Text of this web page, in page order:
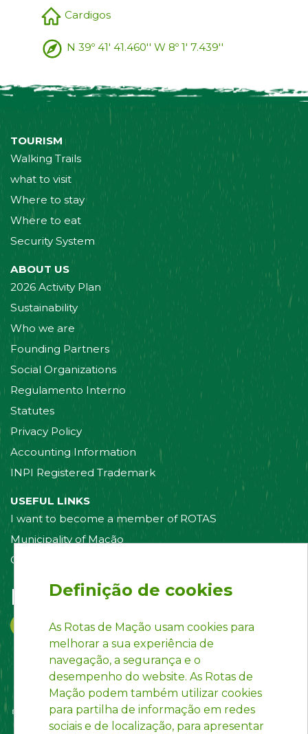
Cardigos
N 39º 41' 41.460'' W 8º 1' 7.439''
TOURISM
Walking Trails
what to visit
Where to stay
Where to eat
Security System
ABOUT US
2026 Activity Plan
Sustainability
Who we are
Founding Partners
Social Organizations
Regulamento Interno
Statutes
Privacy Policy
Accounting Information
INPI Registered Trademark
USEFUL LINKS
I want to become a member of ROTAS
Municipality of Mação
Contact us
Follow us on:
Definição de cookies
As Rotas de Mação usam cookies para
melhorar a sua experiência de
navegação, a segurança e o
desempenho do website. As Rotas de
Mação podem também utilizar cookies
para partilha de informação em redes
sociais e de localização, para apresentar